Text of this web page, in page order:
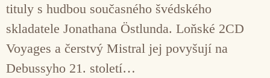
tituly s hudbou současného švédského
skladatele Jonathana Östlunda. Loňské 2CD
Voyages a čerstvý Mistral jej povyšují na
Debussyho 21. století…